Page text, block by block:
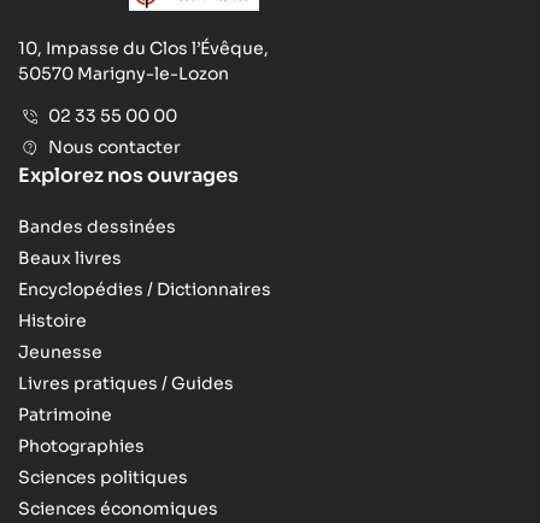
10, Impasse du Clos l’Évêque,
50570 Marigny-le-Lozon
02 33 55 00 00
Nous contacter
Explorez nos ouvrages
Bandes dessinées
Beaux livres
Encyclopédies / Dictionnaires
Histoire
Jeunesse
Livres pratiques / Guides
Patrimoine
Photographies
Sciences politiques
Sciences économiques